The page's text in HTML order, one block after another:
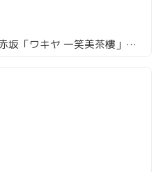
鉄人の中華は優しかった。赤坂「ワキヤ 一笑美茶樓」の大満足ディナーコース